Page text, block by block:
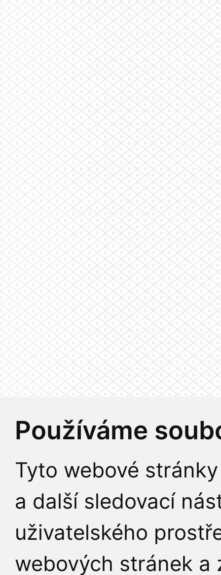
Používáme
Tyto webové
a další sledovací
uživatelského
webových stránek a